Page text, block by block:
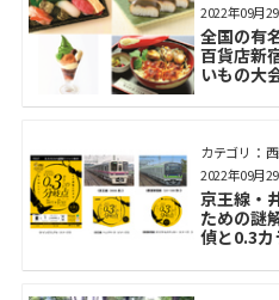
全国の有
百貨店新
いもの大
2022年09月
カテゴリ：
京王線・
ための謎
偵と0.3カ
2022年09月